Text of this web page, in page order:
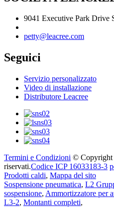
9041 Executive Park Drive
petty@leacree.com
Seguici
Servizio personalizzato
Video di installazione
Distributore Leacree
Termini e Condizioni © Copyright
riservati.Codice ICP 16033183-3
Prodotti caldi, Mappa del sito
Sospensione pneumatica, L2
sospensione, Ammortizzatore per
L3-2, Montanti completi,